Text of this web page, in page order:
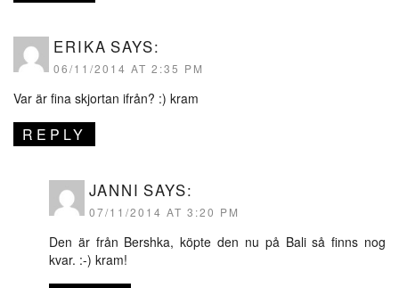
ERIKA SAYS:
06/11/2014 AT 2:35 PM
Var är fina skjortan ifrån? :) kram
REPLY
JANNI SAYS:
07/11/2014 AT 3:20 PM
Den är från Bershka, köpte den nu på Bali så finns nog
kvar. :-) kram!